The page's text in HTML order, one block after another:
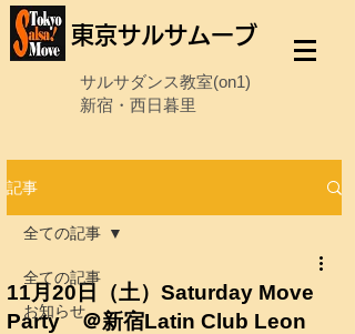
東京サルサムーブ
サルサダンス教室(on1)
新宿・西日暮里
記事
全ての記事
お知らせ
全ての記事
11月20日（土）Saturday Move
Party ＠新宿Latin Club Leon